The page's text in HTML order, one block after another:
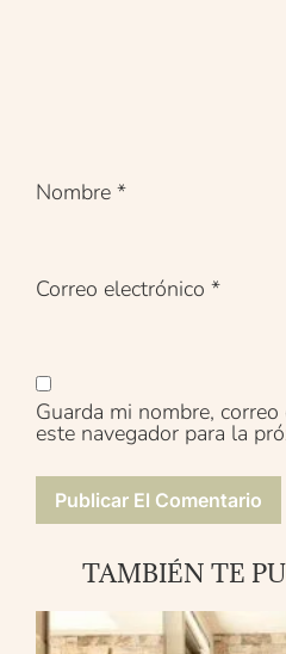
Nombre *
Correo electrónico *
Guarda mi nombre,
este navegador para la
TAMBIÉN TE